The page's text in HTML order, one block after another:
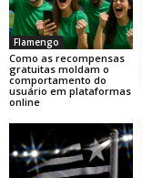
Flamengo
Como as recompensas
gratuitas moldam o
comportamento do
usuário em plataformas
online